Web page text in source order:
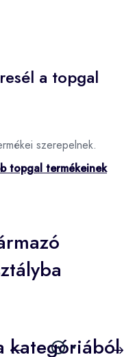
a topgal
szerepelnek.
topgal termékeinek
kategóriából